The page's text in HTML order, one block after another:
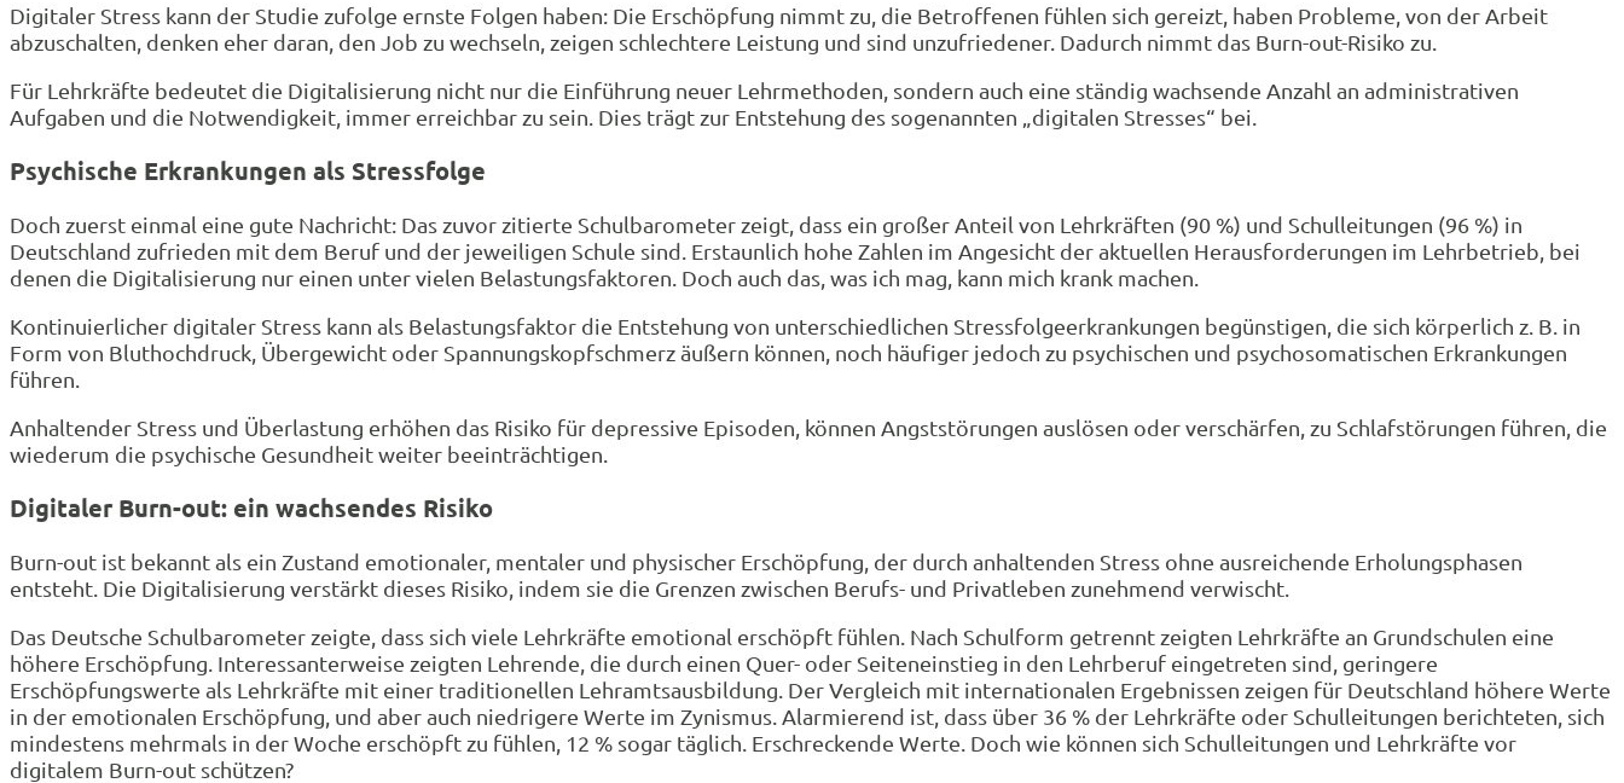
Digitaler Stress kann der Studie zufolge ernste Folgen haben: Die Erschöpfung nimmt zu, die Betroffenen fühlen sich gereizt, haben Probleme, von der Arbeit
abzuschalten, denken eher daran, den Job zu wechseln, zeigen schlechtere Leistung und sind unzufriedener. Dadurch nimmt das Burn-out-Risiko zu.
Für Lehrkräfte bedeutet die Digitalisierung nicht nur die Einführung neuer Lehrmethoden, sondern auch eine ständig wachsende Anzahl an administrativen
Aufgaben und die Notwendigkeit, immer erreichbar zu sein. Dies trägt zur Entstehung des sogenannten „digitalen Stresses“ bei.
Psychische Erkrankungen als Stressfolge
Doch zuerst einmal eine gute Nachricht: Das zuvor zitierte Schulbarometer zeigt, dass ein großer Anteil von Lehrkräften (90 %) und Schulleitungen (96 %) in
Deutschland zufrieden mit dem Beruf und der jeweiligen Schule sind. Erstaunlich hohe Zahlen im Angesicht der aktuellen Herausforderungen im Lehrbetrieb, bei
denen die Digitalisierung nur einen unter vielen Belastungsfaktoren. Doch auch das, was ich mag, kann mich krank machen.
Kontinuierlicher digitaler Stress kann als Belastungsfaktor die Entstehung von unterschiedlichen Stressfolgeerkrankungen begünstigen, die sich körperlich z. B. in
Form von Bluthochdruck, Übergewicht oder Spannungskopfschmerz äußern können, noch häufiger jedoch zu psychischen und psychosomatischen Erkrankungen
führen.
Anhaltender Stress und Überlastung erhöhen das Risiko für depressive Episoden, können Angststörungen auslösen oder verschärfen, zu Schlafstörungen führen, die
wiederum die psychische Gesundheit weiter beeinträchtigen.
Digitaler Burn-out: ein wachsendes Risiko
Burn-out ist bekannt als ein Zustand emotionaler, mentaler und physischer Erschöpfung, der durch anhaltenden Stress ohne ausreichende Erholungsphasen
entsteht. Die Digitalisierung verstärkt dieses Risiko, indem sie die Grenzen zwischen Berufs- und Privatleben zunehmend verwischt.
Das Deutsche Schulbarometer zeigte, dass sich viele Lehrkräfte emotional erschöpft fühlen. Nach Schulform getrennt zeigten Lehrkräfte an Grundschulen eine
höhere Erschöpfung. Interessanterweise zeigten Lehrende, die durch einen Quer- oder Seiteneinstieg in den Lehrberuf eingetreten sind, geringere
Erschöpfungswerte als Lehrkräfte mit einer traditionellen Lehramtsausbildung. Der Vergleich mit internationalen Ergebnissen zeigen für Deutschland höhere Werte
in der emotionalen Erschöpfung, und aber auch niedrigere Werte im Zynismus. Alarmierend ist, dass über 36 % der Lehrkräfte oder Schulleitungen berichteten, sich
mindestens mehrmals in der Woche erschöpft zu fühlen, 12 % sogar täglich. Erschreckende Werte. Doch wie können sich Schulleitungen und Lehrkräfte vor
digitalem Burn-out schützen?